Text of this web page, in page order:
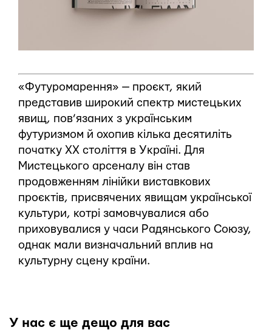
«Футуромарення» — проєкт, який
представив широкий спектр мистецьких
явищ, пов’язаних з українським
футуризмом й охопив кілька десятиліть
початку XX століття в Україні. Для
Мистецького арсеналу він став
продовженням лінійки виставкових
проєктів, присвячених явищам української
культури, котрі замовчувалися або
приховувалися у часи Радянського Союзу,
однак мали визначальний вплив на
культурну сцену країни.
У нас є ще дещо для вас